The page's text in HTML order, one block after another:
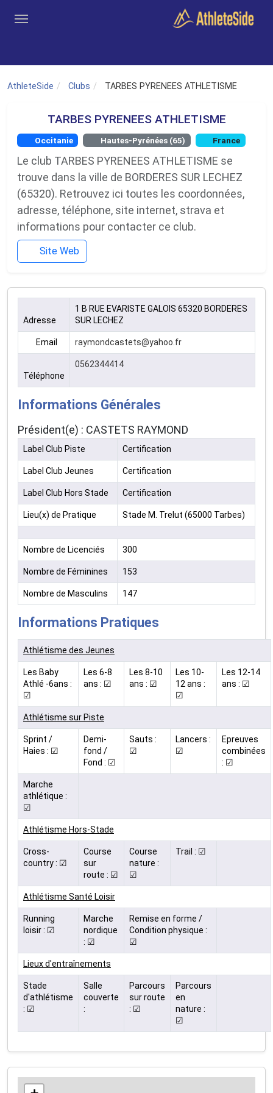
AthleteSide Clubs TARBES PYRENEES ATHLETISME
TARBES PYRENEES ATHLETISME
Occitanie Hautes-Pyrénées (65) France
Le club TARBES PYRENEES ATHLETISME se
trouve dans la ville de BORDERES SUR LECHEZ
(65320). Retrouvez ici toutes les coordonnées,
adresse, téléphone, site internet, strava et
informations pour contacter ce club.
Site Web
Adresse
1 B RUE EVARISTE GALOIS 65320 BORDERES
SUR LECHEZ
Email raymondcastets@yahoo.fr
Téléphone
0562344414
Informations Générales
Président(e) : CASTETS RAYMOND
Label Club Piste Certification
Label Club Jeunes Certification
Label Club Hors Stade Certification
Lieu(x) de Pratique Stade M. Trelut (65000 Tarbes)
Nombre de Licenciés 300
Nombre de Féminines 153
Nombre de Masculins 147
Informations Pratiques
Athlétisme des Jeunes
Les Baby
Athlé -6ans :
☑
Les 6-8
ans : ☑
Les 8-10
ans : ☑
Les 10-
12 ans :
☑
Les 12-14
ans : ☑
Athlétisme sur Piste
Sprint /
Haies : ☑
Demi-
fond /
Fond : ☑
Sauts :
☑
Lancers :
☑
Epreuves
combinées
: ☑
Marche
athlétique :
☑
Athlétisme Hors-Stade
Cross-
country : ☑
Course
sur
route : ☑
Course
nature :
☑
Trail : ☑
Athlétisme Santé Loisir
Running
loisir : ☑
Marche
nordique
: ☑
Remise en forme /
Condition physique :
☑
Lieux d'entraînements
Stade
d'athlétisme
: ☑
Salle
couverte
:
Parcours
sur route
: ☑
Parcours
en
nature :
☑